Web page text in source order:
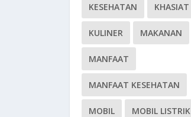
KESEHATAN KHASIAT
KULINER MAKANAN
MANFAAT
MANFAAT KESEHATAN
MOBIL MOBIL LISTRIK